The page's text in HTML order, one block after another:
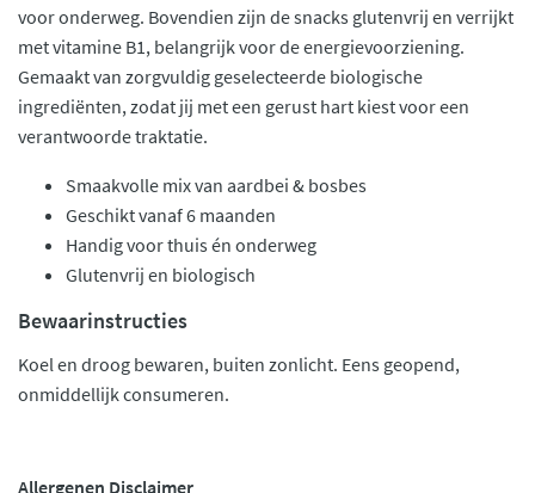
voor onderweg. Bovendien zijn de snacks glutenvrij en verrijkt
met vitamine B1, belangrijk voor de energievoorziening.
Gemaakt van zorgvuldig geselecteerde biologische
ingrediënten, zodat jij met een gerust hart kiest voor een
verantwoorde traktatie.
Smaakvolle mix van aardbei & bosbes
Geschikt vanaf 6 maanden
Handig voor thuis én onderweg
Glutenvrij en biologisch
Bewaarinstructies
Koel en droog bewaren, buiten zonlicht. Eens geopend,
onmiddellijk consumeren.
Allergenen Disclaimer